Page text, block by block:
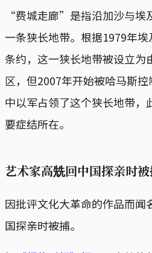
“费城走廊”是指沿加沙与埃
一条狭长地带。根据1979年
条约，这一狭长地带被设立为
区，但2007年开始被哈马斯
中以军占领了这个狭长地带，
要症结所在。
艺术家高兟回中国探亲时
因批评文化大革命的作品而闻
国探亲时被捕。